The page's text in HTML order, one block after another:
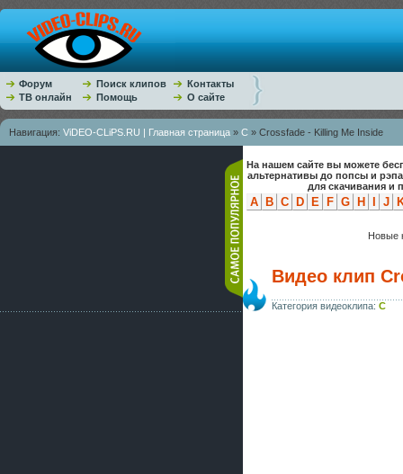
Форум Поиск клипов
Контакты
ТВ онлайн
Помощь О сайте
Навигация: ViDEO-CLiPS.RU | Главная страница » C » Crossfade - Killing Me Inside
На нашем сайте вы можете
альтернативы до попсы и
для скачивания и
A B C D E F G H J
Новые
Видео клип
Категория видеоклипа: C